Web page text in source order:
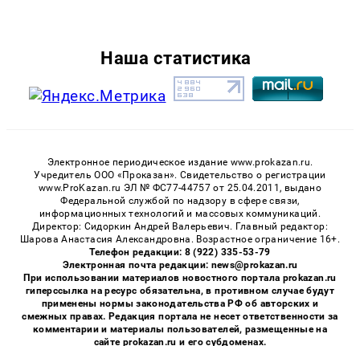
Наша статистика
Электронное периодическое издание www.prokazan.ru.
Учредитель ООО «Проказан». Cвидетельство о регистрации
www.ProKazan.ru ЭЛ № ФС77-44757 от 25.04.2011, выдано
Федеральной службой по надзору в сфере связи,
информационных технологий и массовых коммуникаций.
Директор: Сидоркин Андрей Валерьевич. Главный редактор:
Шарова Анастасия Александровна. Возрастное ограничение 16+.
Телефон редакции: 8 (922) 335-53-79
Электронная почта редакции: news@prokazan.ru
При использовании материалов новостного портала prokazan.ru
гиперссылка на ресурс обязательна, в противном случае будут
применены нормы законодательства РФ об авторских и
смежных правах. Редакция портала не несет ответственности за
комментарии и материалы пользователей, размещенные на
сайте prokazan.ru и его субдоменах.